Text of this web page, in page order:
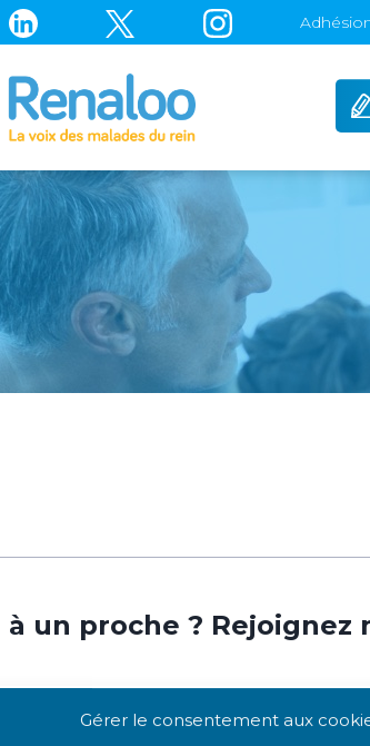
Gérer le consentement aux
un proche ? Rejoignez